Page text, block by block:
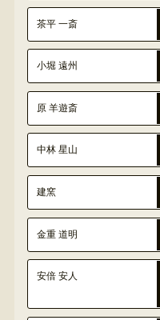
茶平 一斎
小堀 遠州
原 羊遊斎
中林 星山
建窯
金重 道明
安倍 安人